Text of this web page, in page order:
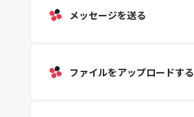
メッセージを送る
ファイルをアップロードする